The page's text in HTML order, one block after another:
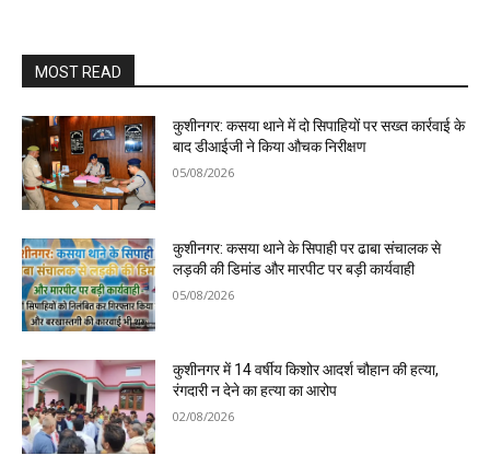
MOST READ
कुशीनगर: कसया थाने में दो सिपाहियों पर सख्त कार्रवाई के
बाद डीआईजी ने किया औचक निरीक्षण
05/08/2026
कुशीनगर: कसया थाने के सिपाही पर ढाबा संचालक से
लड़की की डिमांड और मारपीट पर बड़ी कार्यवाही
05/08/2026
कुशीनगर में 14 वर्षीय किशोर आदर्श चौहान की हत्या,
रंगदारी न देने का हत्या का आरोप
02/08/2026